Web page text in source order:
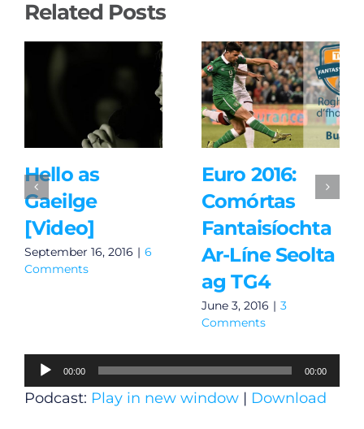
Related Posts
Hello as
Gaeilge
[Video]
September 16, 2016 | 6
Comments
Euro 2016:
Comórtas
Fantaisíochta
Ar-Líne Seolta
ag TG4
June 3, 2016 | 3
Comments
Audio
Player
00:00 00:00
Podcast: Play in new window | Download